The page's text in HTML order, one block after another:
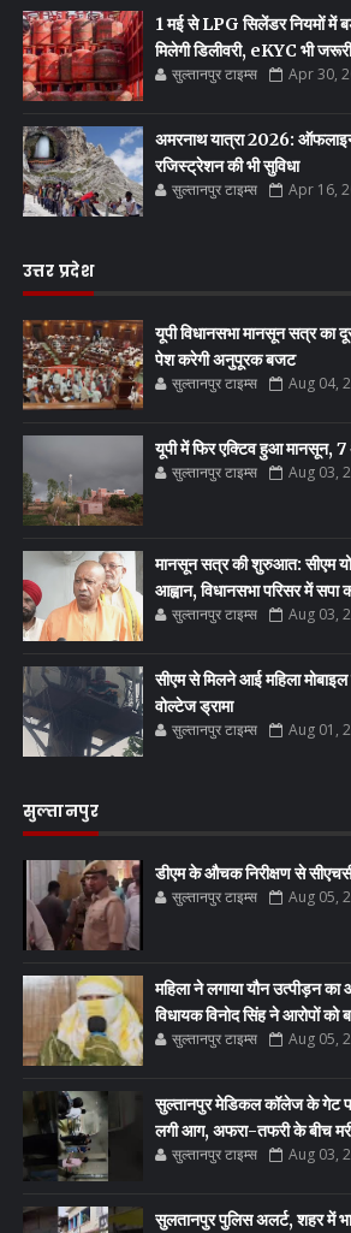
1 मई से LPG सिलेंडर नियमों में
मिलेगी डिलीवरी, eKYC भी जरूरी
सुल्तानपुर टाइम्स Apr 30,
अमरनाथ यात्रा 2026:
रजिस्ट्रेशन की भी सुविधा
सुल्तानपुर टाइम्स Apr 16,
उत्तर प्रदेश
यूपी विधानसभा मानसून सत्र का
पेश करेगी अनुपूरक बजट
सुल्तानपुर टाइम्स Aug 04,
यूपी में फिर एक्टिव हुआ मानसून,
सुल्तानपुर टाइम्स Aug 03,
मानसून सत्र की शुरुआत: सीएम
आह्वान, विधानसभा परिसर में सपा
सुल्तानपुर टाइम्स Aug 03,
सीएम से मिलने आई महिला
वोल्टेज ड्रामा
सुल्तानपुर टाइम्स Aug 01,
सुल्तानपुर
डीएम के औचक निरीक्षण से
सुल्तानपुर टाइम्स Aug 05,
महिला ने लगाया यौन उत्पीड़न का
विधायक विनोद सिंह ने आरोपों को
सुल्तानपुर टाइम्स Aug 05,
सुल्तानपुर मेडिकल कॉलेज के गेट
लगी आग, अफरा-तफरी के बीच
सुल्तानपुर टाइम्स Aug 03,
सुलतानपुर पुलिस अलर्ट, शहर में